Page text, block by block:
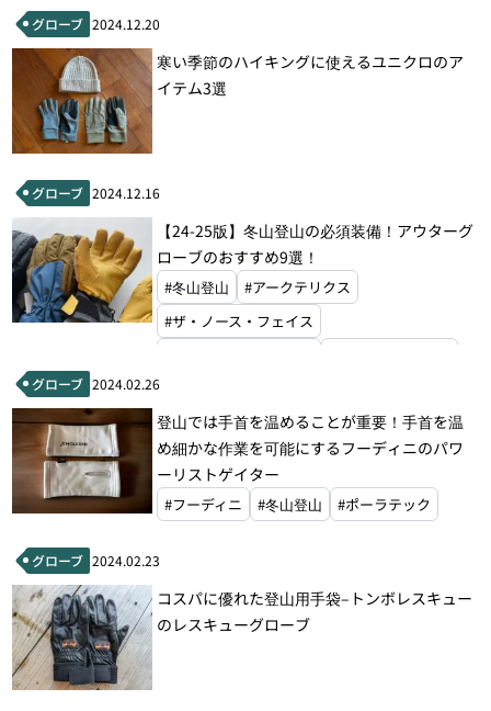
グローブ 2024.12.20
寒い季節のハイキングに使えるユニクロのア
イテム3選
グローブ 2024.12.16
【24-25版】冬山登山の必須装備！アウターグ
ローブのおすすめ9選！
#冬山登山
#アークテリクス
#ザ・ノース・フェイス
グローブ 2024.02.26
登山では手首を温めることが重要！手首を温
め細かな作業を可能にするフーディニのパワ
ーリストゲイター
#フーディニ #冬山登山 #ポーラテック
グローブ 2024.02.23
コスパに優れた登山用手袋–トンボレスキュー
のレスキューグローブ